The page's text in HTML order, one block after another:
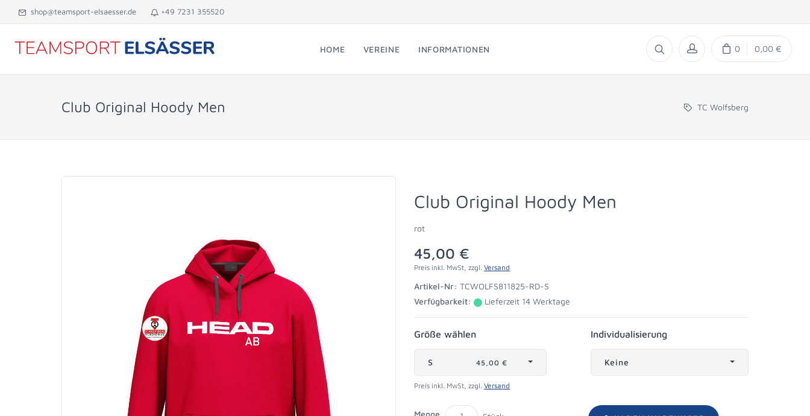
shop@teamsport-elsaesser.de +49 7231 355520
HOME VEREINE INFORMATIONEN 0 0,00 €
Club Original Hoody Men TC Wolfsberg
Club Original Hoody Men
rot
45,00 €
Preis inkl. MwSt, zzgl. Versand
Artikel-Nr: TCWOLFS811825-RD-S
Verfügbarkeit:
Lieferzeit 14 Werktage
Größe wählen
S 45,00 €
Preis inkl. MwSt, zzgl. Versand
Individualisierung
Keine
Menge